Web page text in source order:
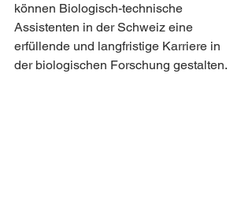
können Biologisch-technische
Assistenten in der Schweiz eine
erfüllende und langfristige Karriere in
der biologischen Forschung gestalten.